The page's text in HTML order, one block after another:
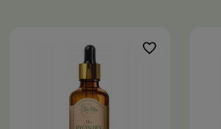
favorite_border